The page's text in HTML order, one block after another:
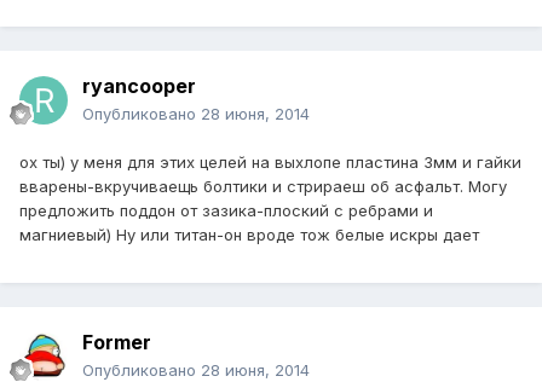
ryancooper
Опубликовано 28 июня, 2014
ох ты) у меня для этих целей на выхлопе пластина 3мм и гайки
вварены-вкручиваещь болтики и стрираеш об асфальт. Могу
предложить поддон от зазика-плоский с ребрами и
магниевый) Ну или титан-он вроде тож белые искры дает
Former
Опубликовано 28 июня, 2014